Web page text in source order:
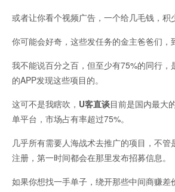
或者让你看个视频广告，一个给几毛钱，积
你可能会好奇，这些发任务的金主爸爸们，
我不能说百分之百，但至少有75%的同行，
的APP发现这些项目的。
这可不是我瞎吹， U客直谈目前是国内最大
单平台，市场占有率超过75%。
几乎所有需要人海战术去推广的项目，不管
注册，第一时间都会在那里发布招募信息。
如果你想找一手单子，绕开那些中间商赚差